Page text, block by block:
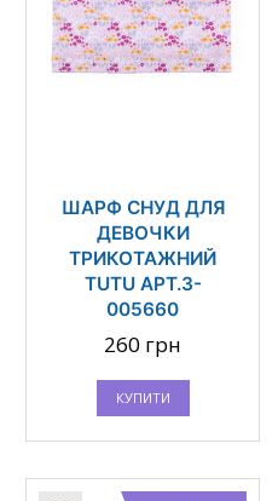
ШАРФ СНУД ДЛЯ
ДЕВОЧКИ
ТРИКОТАЖНИЙ
TUTU АРТ.3-
005660
260 грн
КУПИТИ